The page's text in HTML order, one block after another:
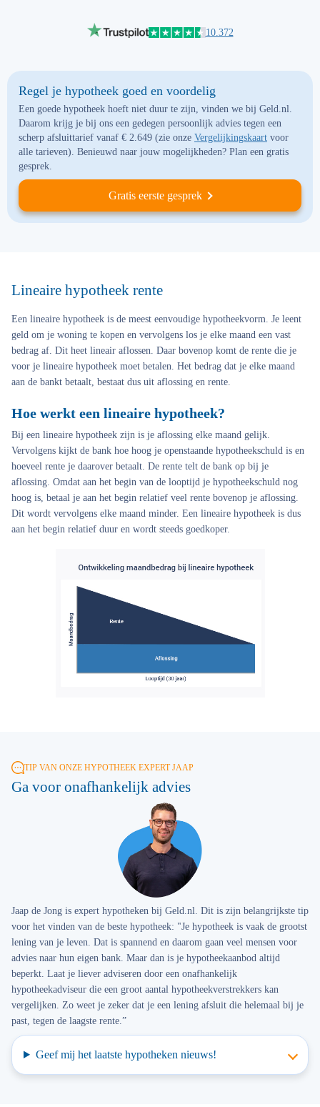
10.372
Regel je hypotheek goed en voordelig
Een goede hypotheek hoeft niet duur te zijn, vinden we bij Geld.nl.
Daarom krijg je bij ons een gedegen persoonlijk advies tegen een
scherp afsluittarief vanaf € 2.649 (zie onze Vergelijkingskaart voor
alle tarieven). Benieuwd naar jouw mogelijkheden? Plan een gratis
gesprek.
Gratis eerste gesprek
Lineaire hypotheek rente
Een lineaire hypotheek is de meest eenvoudige hypotheekvorm. Je leent
geld om je woning te kopen en vervolgens los je elke maand een vast
bedrag af. Dit heet lineair aflossen. Daar bovenop komt de rente die je
voor je lineaire hypotheek moet betalen. Het bedrag dat je elke maand
aan de bankt betaalt, bestaat dus uit aflossing en rente.
Hoe werkt een lineaire hypotheek?
Bij een lineaire hypotheek zijn is je aflossing elke maand gelijk.
Vervolgens kijkt de bank hoe hoog je openstaande hypotheekschuld is en
hoeveel rente je daarover betaalt. De rente telt de bank op bij je
aflossing. Omdat aan het begin van de looptijd je hypotheekschuld nog
hoog is, betaal je aan het begin relatief veel rente bovenop je aflossing.
Dit wordt vervolgens elke maand minder. Een lineaire hypotheek is dus
aan het begin relatief duur en wordt steeds goedkoper.
TIP VAN ONZE HYPOTHEEK EXPERT JAAP
Ga voor onafhankelijk advies
Jaap de Jong is expert hypotheken bij Geld.nl. Dit is zijn belangrijkste tip
voor het vinden van de beste hypotheek: "Je hypotheek is vaak de grootst
lening van je leven. Dat is spannend en daarom gaan veel mensen voor
advies naar hun eigen bank. Maar dan is je hypotheekaanbod altijd
beperkt. Laat je liever adviseren door een onafhankelijk
hypotheekadviseur die een groot aantal hypotheekverstrekkers kan
vergelijken. Zo weet je zeker dat je een lening afsluit die helemaal bij je
past, tegen de laagste rente.”
Geef mij het laatste hypotheken nieuws!